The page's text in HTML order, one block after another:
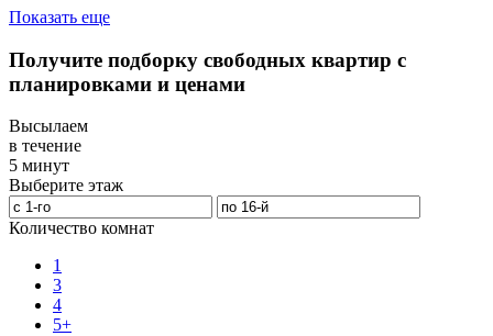
Показать еще
Получите подборку свободных квартир с
планировками и ценами
Высылаем
в течение
5 минут
Выберите этаж
Количество комнат
1
3
4
5+